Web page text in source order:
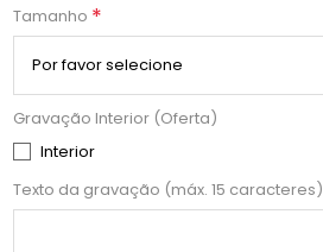
Tamanho *
Gravação Interior (Oferta)
Interior
Texto da gravação (máx. 15 caracteres)